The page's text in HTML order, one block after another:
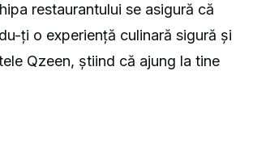
restaurantului se asigură că
ți o experiență culinară sigură și
Qzeen, știind că ajung la tine